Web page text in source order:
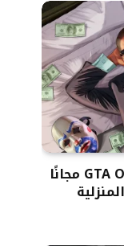
رسمياً: يمكنك لعب GTA Online مجانًا